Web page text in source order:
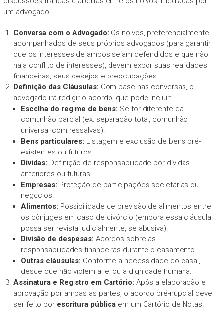
um advogado.
Conversa com o Advogado: Os noivos, preferencialmente
acompanhados de seus próprios advogados (para garantir
que os interesses de ambos sejam defendidos e que não
haja conflito de interesses), devem expor suas realidades
financeiras, seus desejos e preocupações.
Definição das Cláusulas: Com base nas conversas, o
advogado irá redigir o acordo, que pode incluir:
Escolha do regime de bens: Se for diferente da
comunhão parcial (ex: separação total, comunhão
universal com ressalvas).
Bens particulares: Listagem e exclusão de bens pré-
existentes ou futuros.
Dívidas: Definição de responsabilidade por dívidas
anteriores ou futuras.
Empresas: Proteção de participações societárias ou
negócios.
Alimentos: Possibilidade de previsão de alimentos entre
os cônjuges em caso de divórcio (embora essa cláusula
possa ser revista judicialmente, se abusiva).
Divisão de despesas: Acordos sobre as
responsabilidades financeiras durante o casamento.
Outras cláusulas: Conforme a necessidade do casal,
desde que não violem a lei ou a dignidade humana.
Assinatura e Registro em Cartório: Após a elaboração e
aprovação por ambas as partes, o acordo pré-nupcial deve
ser feito por escritura públicaem um Cartório de Notas.